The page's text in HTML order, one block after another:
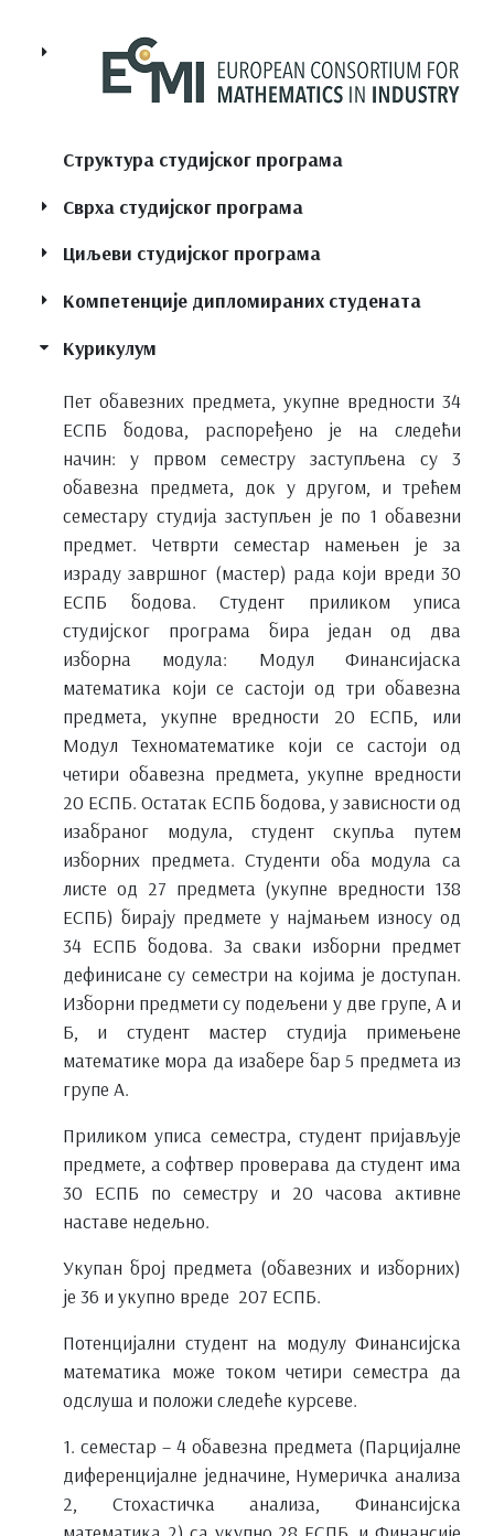
Структура студијског програма
Сврха студијског програма
Циљеви студијског програма
Компетенције дипломираних студената
Курикулум
Пет обавезних предмета, укупне вредности 34
ЕСПБ бодова, распоређено је на следећи
начин: у првом семестру заступљена су 3
обавезна предмета, док у другом, и трећем
семестару студија заступљен је по 1 обавезни
предмет. Четврти семестар намењен је за
израду завршног (мастер) рада који вреди 30
ЕСПБ бодова. Студент приликом уписа
студијског програма бира један од два
изборна модула: Модул Финансијаска
математика који се састоји од три обавезна
предмета, укупне вредности 20 ЕСПБ, или
Модул Техноматематике који се састоји од
четири обавезна предмета, укупне вредности
20 ЕСПБ. Остатак ЕСПБ бодова, у зависности од
изабраног модула, студент скупља путем
изборних предмета. Студенти оба модула са
листе од 27 предмета (укупне вредности 138
ЕСПБ) бирају предмете у најмањем износу од
34 ЕСПБ бодова. За сваки изборни предмет
дефинисане су семестри на којима је доступан.
Изборни предмети су подељени у две групе, А и
Б, и студент мастер студија примењене
математике мора да изабере бар 5 предмета из
групе А.
Приликом уписа семестра, студент пријављује
предмете, а софтвер проверава да студент има
30 ЕСПБ по семестру и 20 часова активне
наставе недељно.
Укупан број предмета (обавезних и изборних)
је 36 и укупно вреде 207 ЕСПБ.
Потенцијални студент на модулу Финансијска
математика може током четири семестра да
одслуша и положи следеће курсеве.
1. семестар – 4 обавезна предмета (Парцијалне
диференцијалне једначине, Нумеричка анализа
2, Стохастичка анализа, Финансијска
математика 2) са укупно 28 ЕСПБ, и Финансије